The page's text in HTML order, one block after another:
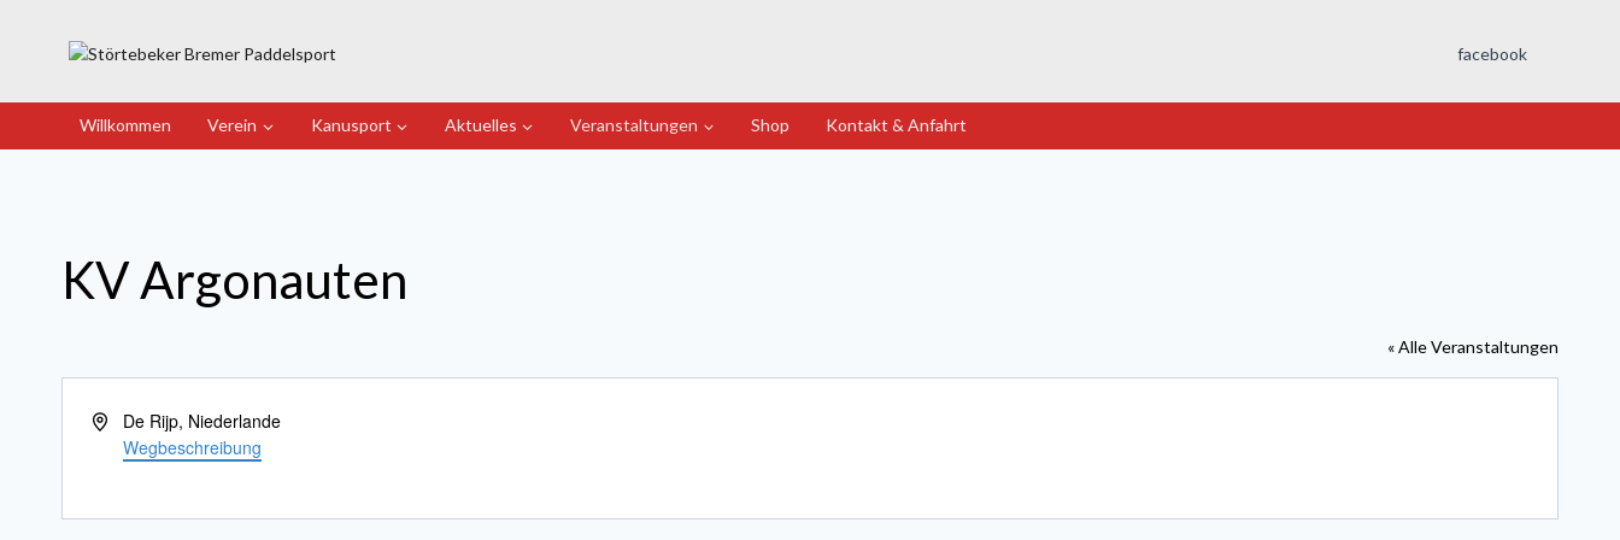
facebook
Willkommen Verein Kanusport Aktuelles Veranstaltungen Shop Kontakt & Anfahrt
KV Argonauten
« Alle Veranstaltungen
AdresseDe Rijp, Niederlande
Wegbeschreibung